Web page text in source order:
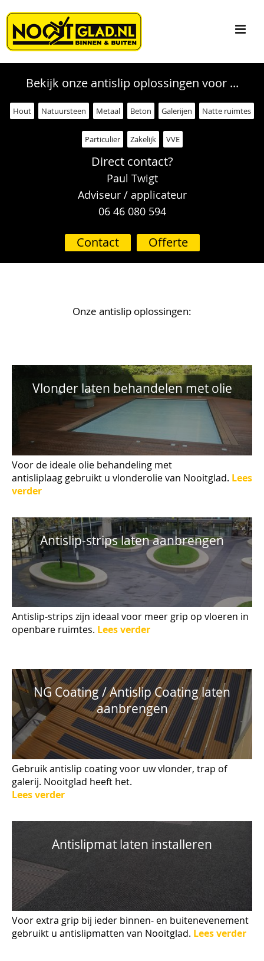
Bekijk onze antislip oplossingen voor ...
Hout Natuursteen Metaal Beton Galerijen Natte ruimtes
Particulier Zakelijk VVE
Direct contact?
Paul Twigt
Adviseur / applicateur
06 46 080 594
Contact Offerte
Onze antislip oplossingen:
Vlonder laten behandelen met olie
Voor de ideale olie behandeling met
antisliplaag gebruikt u vlonderolie van Nooitglad. Lees
verder
Antislip-strips laten aanbrengen
Antislip-strips zijn ideaal voor meer grip op vloeren in
openbare ruimtes. Lees verder
NG Coating / Antislip Coating laten
aanbrengen
Gebruik antislip coating voor uw vlonder, trap of
galerij. Nooitglad heeft het.
Lees verder
Antislipmat laten installeren
Voor extra grip bij ieder binnen- en buitenevenement
gebruikt u antislipmatten van Nooitglad. Lees verder